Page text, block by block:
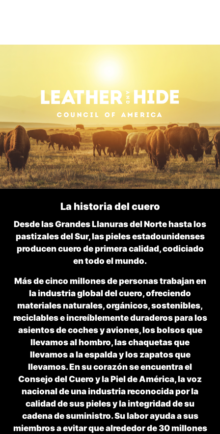
La historia del cuero
Desde las Grandes Llanuras del Norte hasta los
pastizales del Sur, las pieles estadounidenses
producen cuero de primera calidad, codiciado
en todo el mundo.
Más de cinco millones de personas trabajan en
la industria global del cuero, ofreciendo
materiales naturales, orgánicos, sostenibles,
reciclables e increíblemente duraderos para los
asientos de coches y aviones, los bolsos que
llevamos al hombro, las chaquetas que
llevamos a la espalda y los zapatos que
llevamos. En su corazón se encuentra el
Consejo del Cuero y la Piel de América, la voz
nacional de una industria reconocida por la
calidad de sus pieles y la integridad de su
cadena de suministro. Su labor ayuda a sus
miembros a evitar que alrededor de 30 millones